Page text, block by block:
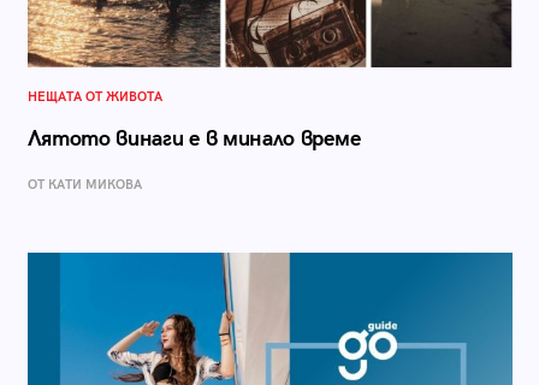
НЕЩАТА ОТ ЖИВОТА
Лятото винаги е в минало време
ОТ КАТИ МИКОВА